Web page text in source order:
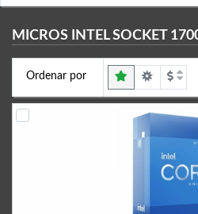
MICROS INTEL SOCKET
Ordenar por